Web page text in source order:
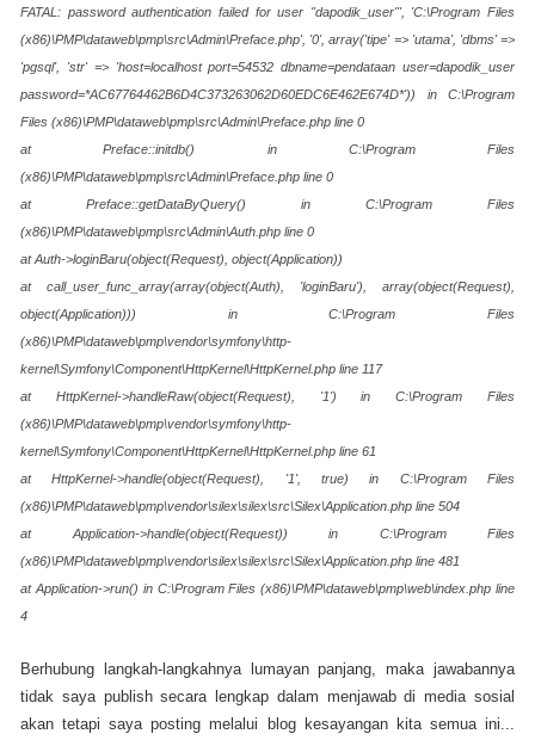
FATAL: password authentication failed for user "dapodik_user"', 'C:\Program Files
(x86)\PMP\dataweb\pmp\src\Admin\Preface.php', '0', array('tipe' => 'utama', 'dbms' =>
'pgsql', 'str' => 'host=localhost port=54532 dbname=pendataan user=dapodik_user
password=*AC67764462B6D4C373263062D60EDC6E462E674D*')) in C:\Program
Files (x86)\PMP\dataweb\pmp\src\Admin\Preface.php line 0
at Preface::initdb() in C:\Program Files
(x86)\PMP\dataweb\pmp\src\Admin\Preface.php line 0
at Preface::getDataByQuery() in C:\Program Files
(x86)\PMP\dataweb\pmp\src\Admin\Auth.php line 0
at Auth->loginBaru(object(Request), object(Application))
at call_user_func_array(array(object(Auth), 'loginBaru'), array(object(Request),
object(Application))) in C:\Program Files
(x86)\PMP\dataweb\pmp\vendor\symfony\http-
kernel\Symfony\Component\HttpKernel\HttpKernel.php line 117
at HttpKernel->handleRaw(object(Request), '1') in C:\Program Files
(x86)\PMP\dataweb\pmp\vendor\symfony\http-
kernel\Symfony\Component\HttpKernel\HttpKernel.php line 61
at HttpKernel->handle(object(Request), '1', true) in C:\Program Files
(x86)\PMP\dataweb\pmp\vendor\silex\silex\src\Silex\Application.php line 504
at Application->handle(object(Request)) in C:\Program Files
(x86)\PMP\dataweb\pmp\vendor\silex\silex\src\Silex\Application.php line 481
at Application->run() in C:\Program Files (x86)\PMP\dataweb\pmp\web\index.php line
4
Berhubung langkah-langkahnya lumayan panjang, maka jawabannya
tidak saya publish secara lengkap dalam menjawab di media sosial
akan tetapi saya posting melalui blog kesayangan kita semua ini...